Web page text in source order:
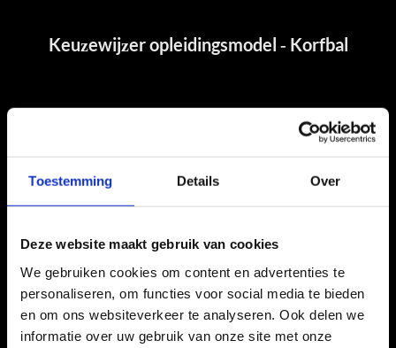
Toestemming Details Over
Deze website maakt gebruik van cookies
We gebruiken cookies om content en advertenties te
personaliseren, om functies voor social media te bieden
en om ons websiteverkeer te analyseren. Ook delen we
informatie over uw gebruik van onze site met onze